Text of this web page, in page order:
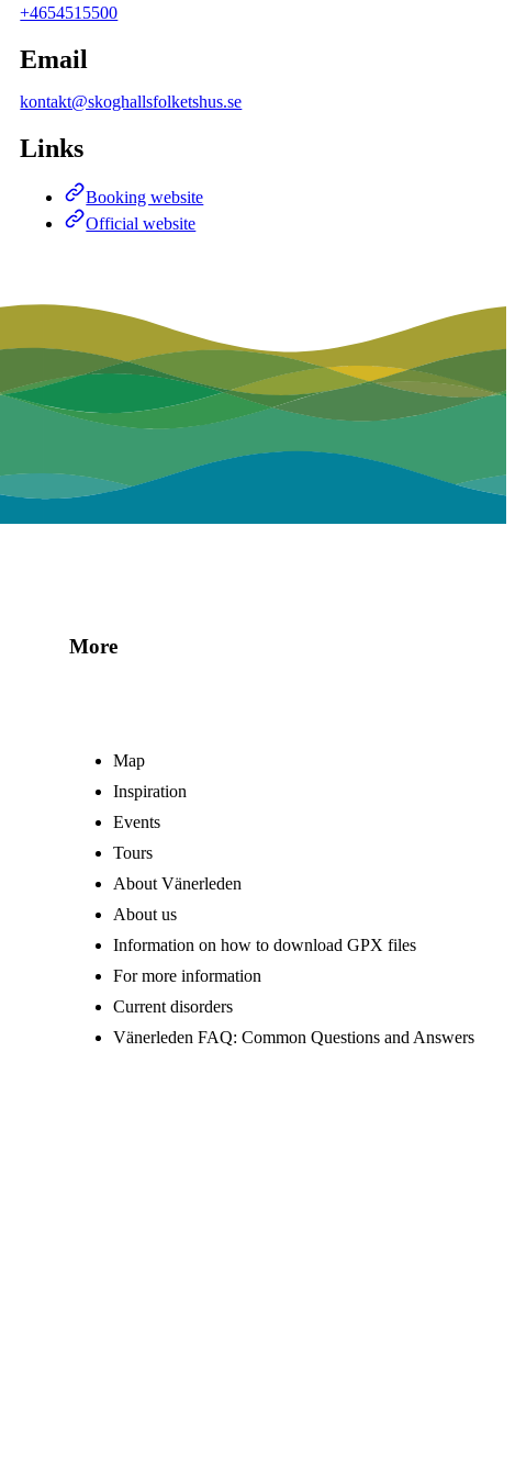
+4654515500
Email
kontakt@skoghallsfolketshus.se
Links
Booking website
Official website
More
Map
Inspiration
Events
Tours
About Vänerleden
About us
Information on how to download GPX files
For more information
Current disorders
Vänerleden FAQ: Common Questions and Answers